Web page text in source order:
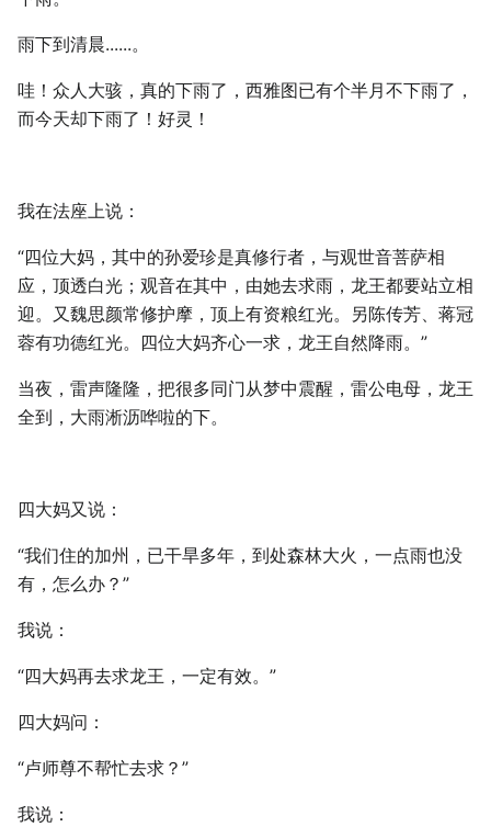
雨下到清晨......。
哇！众人大骇，真的下雨了，西雅图已有个半月不下雨了，
而今天却下雨了！好灵！
我在法座上说：
“四位大妈，其中的孙爱珍是真修行者，与观世音菩萨相
应，顶透白光；观音在其中，由她去求雨，龙王都要站立相
迎。又魏思颜常修护摩，顶上有资粮红光。另陈传芳、蒋冠
蓉有功德红光。四位大妈齐心一求，龙王自然降雨。”
当夜，雷声隆隆，把很多同门从梦中震醒，雷公电母，龙王
全到，大雨淅沥哗啦的下。
四大妈又说：
“我们住的加州，已干旱多年，到处森林大火，一点雨也没
有，怎么办？”
我说：
“四大妈再去求龙王，一定有效。”
四大妈问：
“卢师尊不帮忙去求？”
我说：